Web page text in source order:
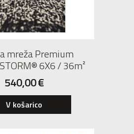
mreža Premium
6X6 / 36m²
540,00€
V košarico